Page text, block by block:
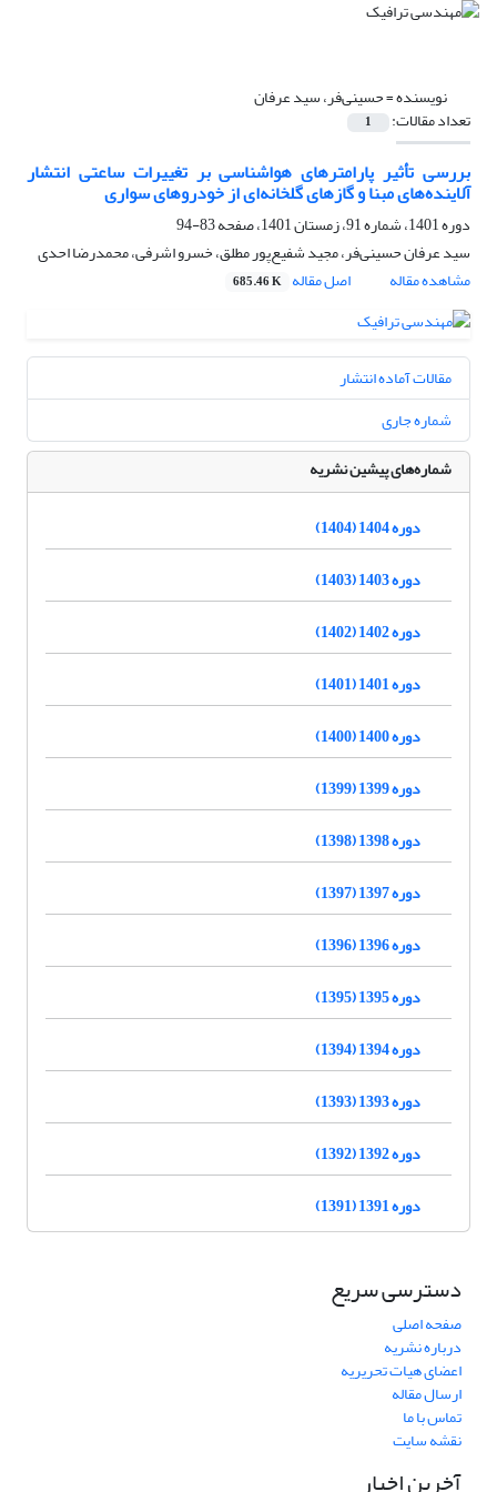
نویسنده =حسینی‌فر، سید عرفان
تعداد مقالات: 1
بررسی تأثیر پارامترهای هواشناسی بر تغییرات ساعتی انتشار
آلاینده‌های مبنا و گازهای گلخانه‌ای از خودروهای سواری
دوره 1401، شماره 91، زمستان 1401، صفحه
83-94
سید عرفان حسینی‌فر، مجید شفیع‌پور مطلق، خسرو اشرفی، محمدرضا احدی
مشاهده مقاله
اصل مقاله 685.46 K
مقالات آماده انتشار
شماره جاری
شماره‌های پیشین نشریه
دوره 1404 (1404)
دوره 1403 (1403)
دوره 1402 (1402)
دوره 1401 (1401)
دوره 1400 (1400)
دوره 1399 (1399)
دوره 1398 (1398)
دوره 1397 (1397)
دوره 1396 (1396)
دوره 1395 (1395)
دوره 1394 (1394)
دوره 1393 (1393)
دوره 1392 (1392)
دوره 1391 (1391)
دسترسی سریع
صفحه اصلی
درباره نشریه
اعضای هیات تحریریه
ارسال مقاله
تماس با ما
نقشه سایت
آخرین اخبار